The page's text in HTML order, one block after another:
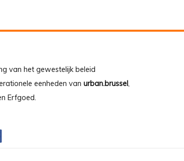
van het gewestelijk beleid
eenheden van urban.brussel,
Erfgoed.